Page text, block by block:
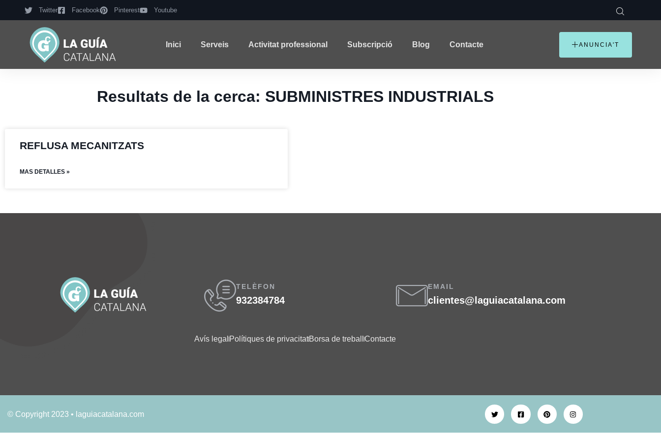
Twitter Facebook Pinterest Youtube
Inici Serveis Activitat professional Subscripció Blog Contacte ANUNCIA'T
Resultats de la cerca: SUBMINISTRES INDUSTRIALS
REFLUSA MECANITZATS
MAS DETALLES »
TELÈFON
932384784
EMAIL
clientes@laguiacatalana.com
Avís legal Polítiques de privacitatBorsa de treball Contacte
© Copyright 2023 • laguiacatalana.com